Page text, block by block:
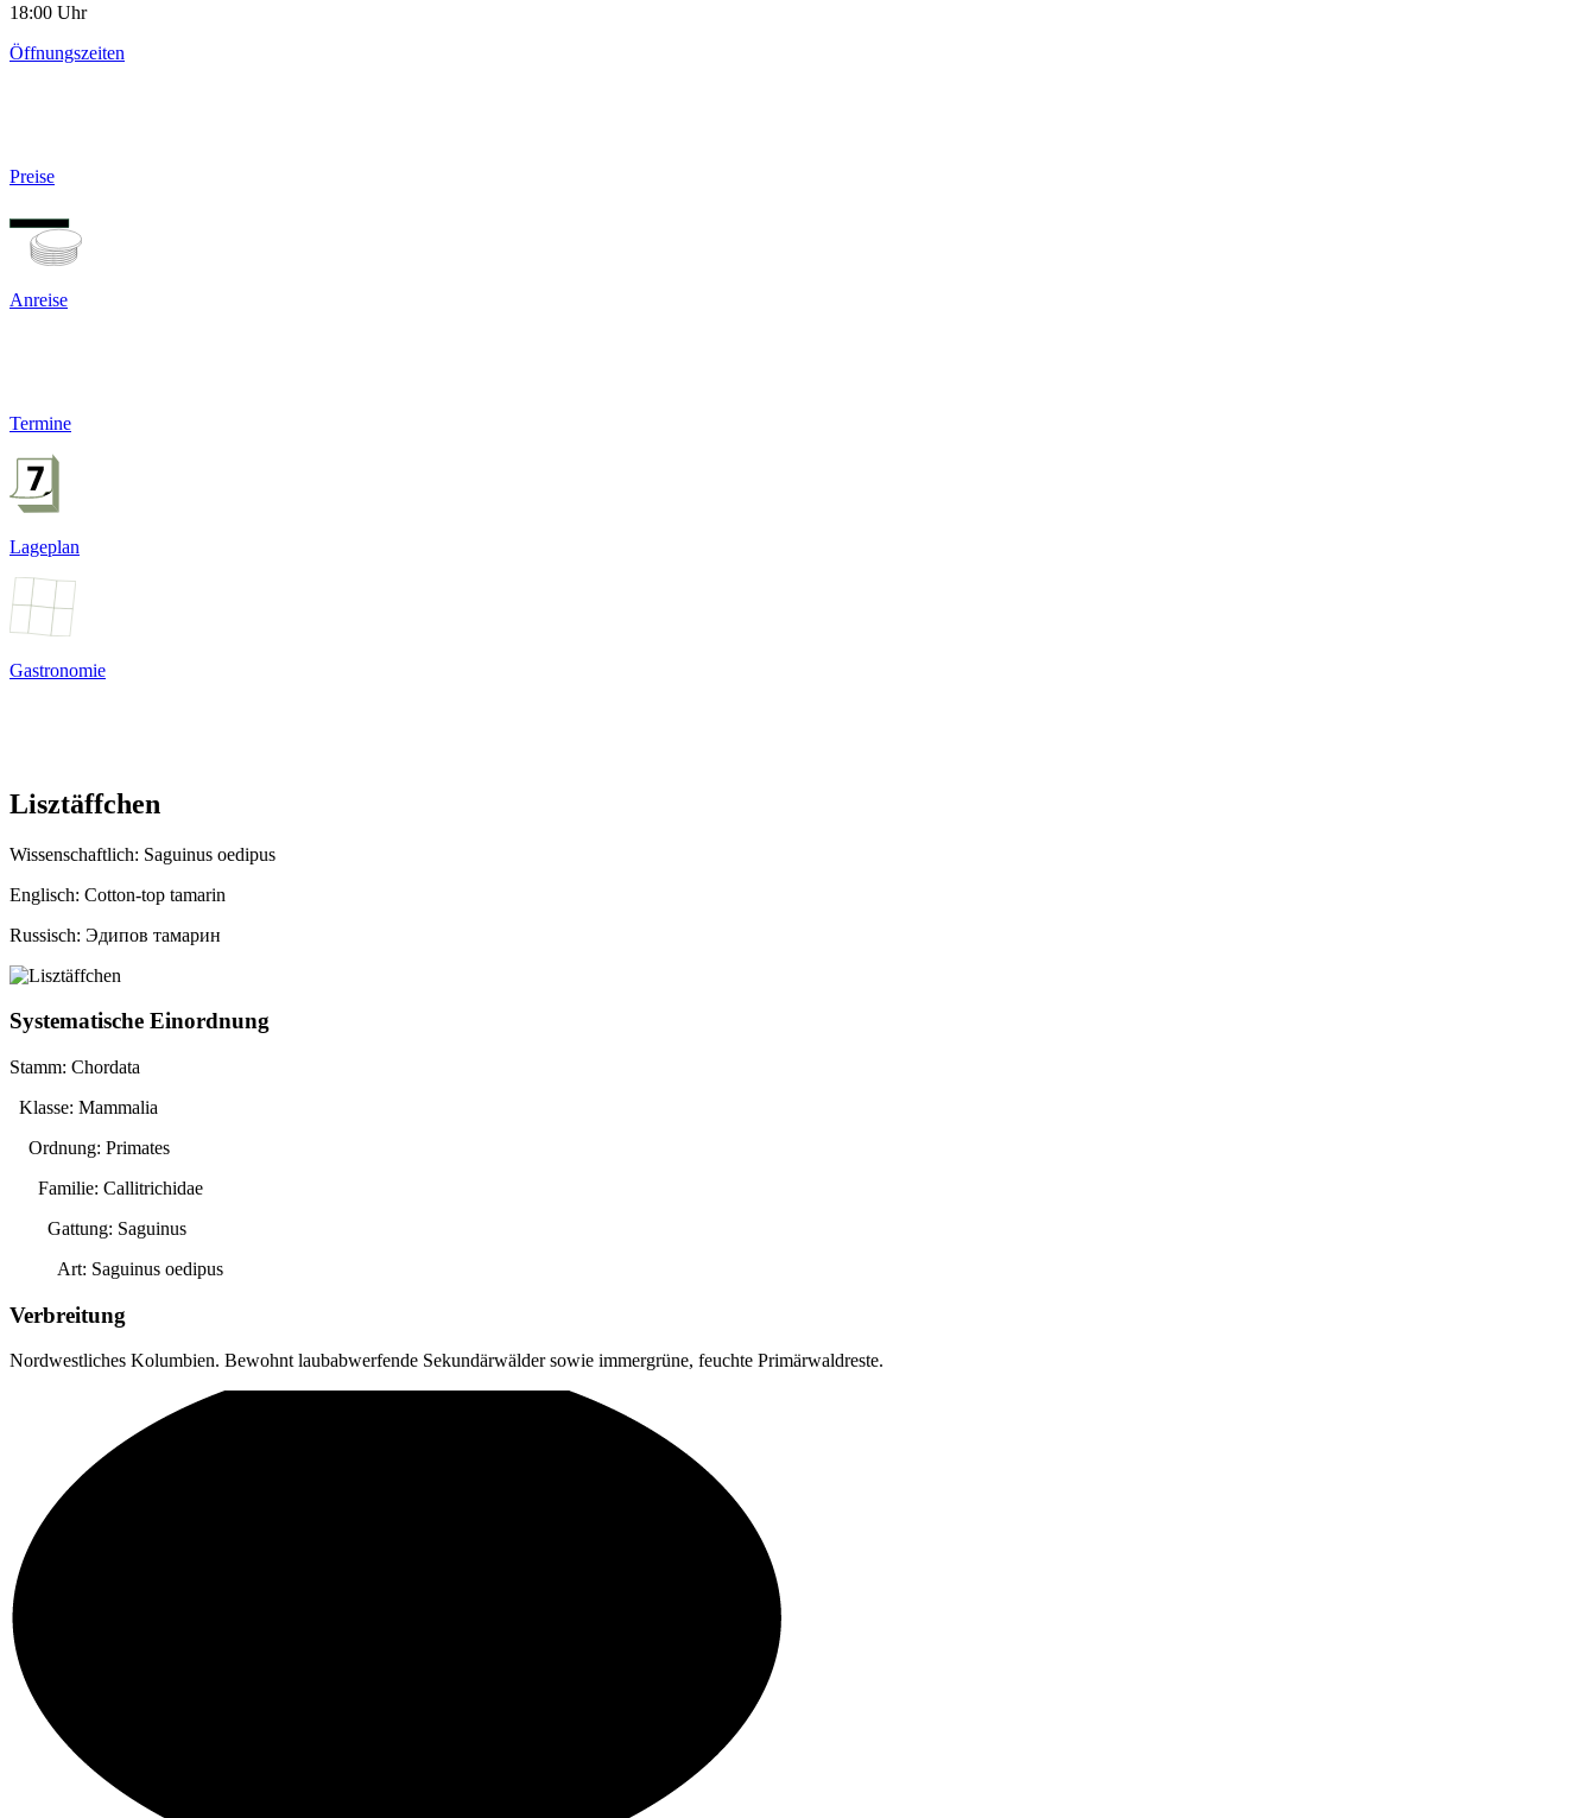
18:00 Uhr
Öffnungszeiten
Preise
Anreise
Termine
Lageplan
Gastronomie
Lisztäffchen
Wissenschaftlich: Saguinus oedipus
Englisch: Cotton-top tamarin
Russisch: Эдипов тамарин
Systematische Einordnung
Stamm: Chordata
Klasse: Mammalia
Ordnung: Primates
Familie: Callitrichidae
Gattung: Saguinus
Art: Saguinus oedipus
Verbreitung
Nordwestliches Kolumbien. Bewohnt laubabwerfende Sekundärwälder sowie immergrüne, feuchte Primärwaldreste.